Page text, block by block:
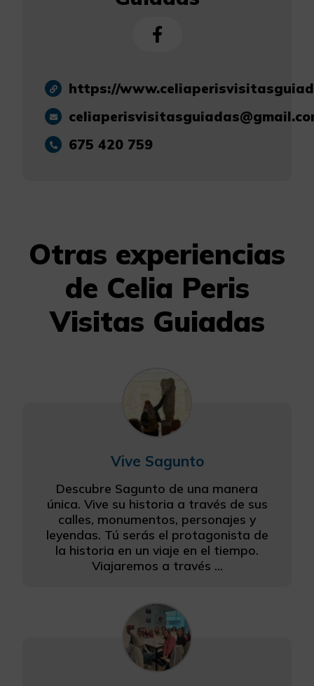
https://
675 420 759
Otras experiencias
de Celia Peris
Visitas Guiadas
Vive Sagunto
Descubre Sagunto de una manera
única. Vive su historia a través de sus
calles, monumentos, personajes y
leyendas. Tú serás el protagonista de
la historia en un viaje en el tiempo.
Viajaremos a través ...